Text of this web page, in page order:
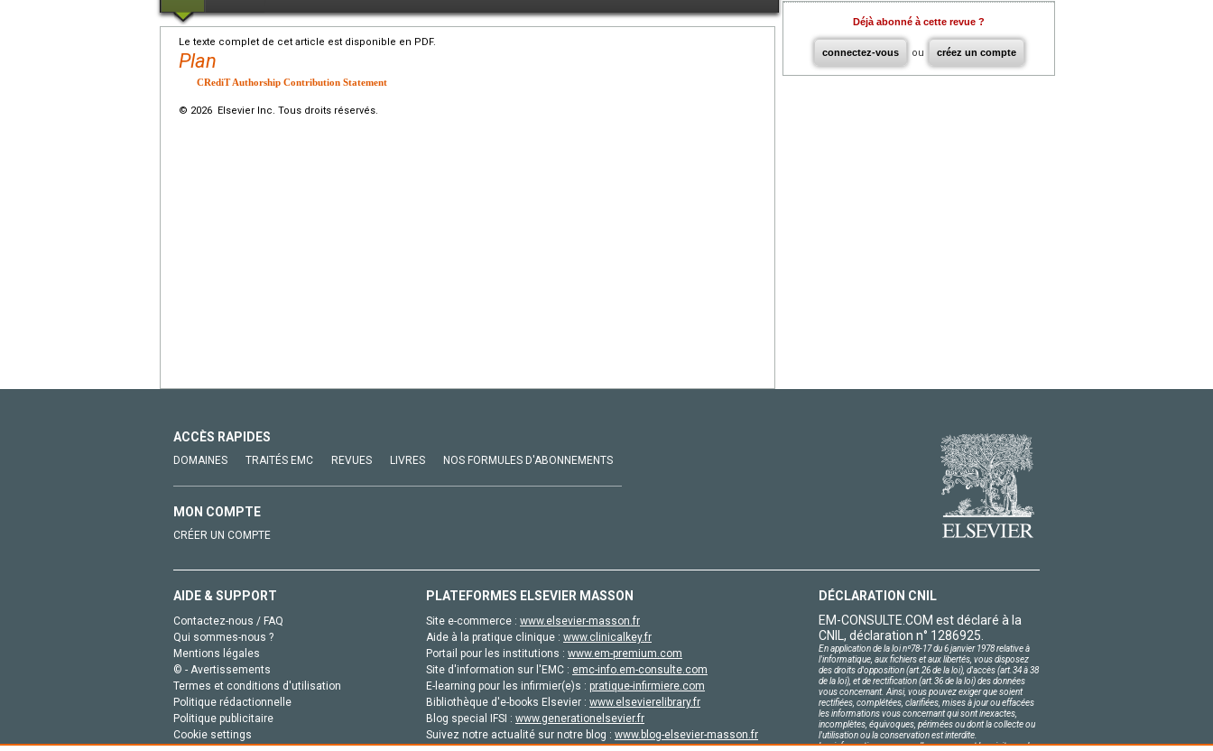
Le texte complet de cet article est disponible en PDF.
Plan
CRediT Authorship Contribution Statement
© 2026 Elsevier Inc. Tous droits réservés.
Déjà abonné à cette revue ?
connectez-vous ou créez un compte
ACCÈS RAPIDES
DOMAINES TRAITÉS EMC REVUES LIVRES NOS FORMULES D'ABONNEMENTS
MON COMPTE
CRÉER UN COMPTE
AIDE & SUPPORT
Contactez-nous / FAQ
Qui sommes-nous ?
Mentions légales
© - Avertissements
Termes et conditions d'utilisation
Politique rédactionnelle
Politique publicitaire
Cookie settings
PLATEFORMES ELSEVIER MASSON
Site e-commerce : www.elsevier-masson.fr
Aide à la pratique clinique : www.clinicalkey.fr
Portail pour les institutions : www.em-premium.com
Site d'information sur l'EMC : emc-info.em-consulte.com
E-learning pour les infirmier(e)s : pratique-infirmiere.com
Bibliothèque d'e-books Elsevier : www.elsevierelibrary.fr
Blog special IFSI : www.generationelsevier.fr
Suivez notre actualité sur notre blog : www.blog-elsevier-masson.fr
DÉCLARATION CNIL
EM-CONSULTE.COM est déclaré à la
CNIL, déclaration n° 1286925.
En application de la loi nº78-17 du 6 janvier 1978 relative à
l'informatique, aux fichiers et aux libertés, vous disposez
des droits d'opposition (art.26 de la loi), d'accès (art.34 à 38
de la loi), et de rectification (art.36 de la loi) des données
vous concernant. Ainsi, vous pouvez exiger que soient
rectifiées, complétées, clarifiées, mises à jour ou effacées
les informations vous concernant qui sont inexactes,
incomplètes, équivoques, périmées ou dont la collecte ou
l'utilisation ou la conservation est interdite.
Les informations personnelles concernant les visiteurs de